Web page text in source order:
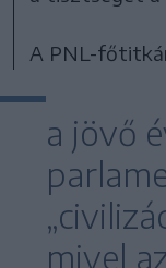
A PNL-
a jövő
mivel